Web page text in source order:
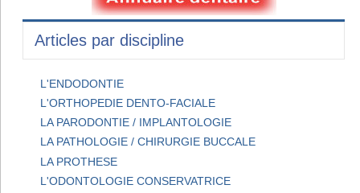
Articles par discipline
L'ENDODONTIE
L'ORTHOPEDIE DENTO-FACIALE
LA PARODONTIE / IMPLANTOLOGIE
LA PATHOLOGIE / CHIRURGIE BUCCALE
LA PROTHESE
L'ODONTOLOGIE CONSERVATRICE